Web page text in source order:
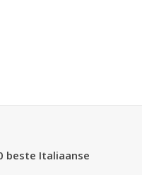
beste Italiaanse